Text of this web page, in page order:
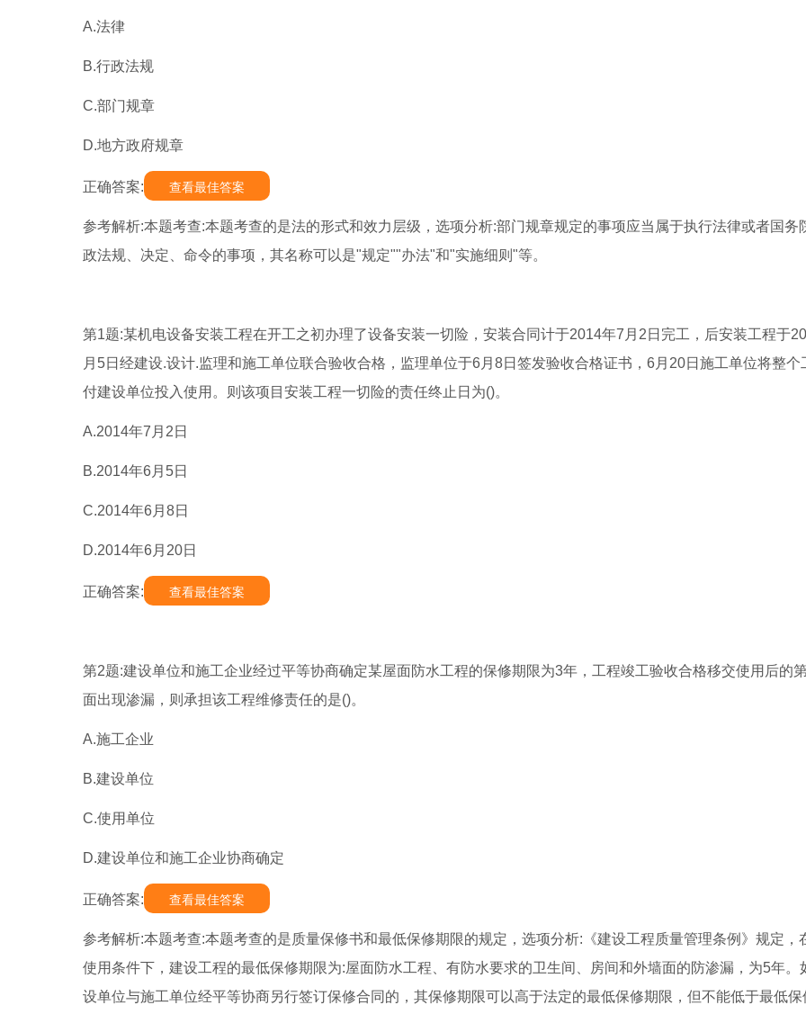
A.法律
B.行政法规
C.部门规章
D.地方政府规章
正确答案: 查看最佳答案
参考解析:本题考查:本题考查的是法的形式和效力层级，选项分析:部门规章规定的事项应当属于执行法律或者国务
政法规、决定、命令的事项，其名称可以是"规定""办法"和"实施细则"等。
第1题:某机电设备安装工程在开工之初办理了设备安装一切险，安装合同计于2014年7月2日完工，后安装工程于
月5日经建设.设计.监理和施工单位联合验收合格，监理单位于6月8日签发验收合格证书，6月20日施工单位将整个
付建设单位投入使用。则该项目安装工程一切险的责任终止日为()。
A.2014年7月2日
B.2014年6月5日
C.2014年6月8日
D.2014年6月20日
正确答案: 查看最佳答案
第2题:建设单位和施工企业经过平等协商确定某屋面防水工程的保修期限为3年，工程竣工验收合格移交使用后的
面出现渗漏，则承担该工程维修责任的是()。
A.施工企业
B.建设单位
C.使用单位
D.建设单位和施工企业协商确定
正确答案: 查看最佳答案
参考解析:本题考查:本题考查的是质量保修书和最低保修期限的规定，选项分析:《建设工程质量管理条例》规定，
使用条件下，建设工程的最低保修期限为:屋面防水工程、有防水要求的卫生间、房间和外墙面的防渗漏，为5年。
设单位与施工单位经平等协商另行签订保修合同的，其保修期限可以高于法定的最低保修期限，但不能低于最低保